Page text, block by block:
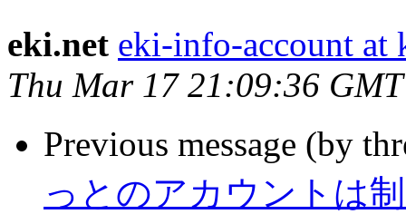
eki.net eki-info-account at
Thu Mar 17 21:09:36
Previous message (by
っとのアカウントは